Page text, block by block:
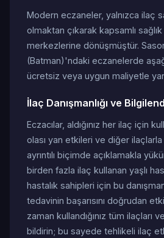
Modern eczaneler, yalnızca ilaç
olmaktan çıkarak kapsamlı
merkezlerine dönüşmüştür.
(Batman)'ndaki eczanelerde
ücretsiz veya uygun maliyetle
İlaç Danışmanlığı ve
Eczacılar, aldığınız her ilaç için
olası yan etkileri ve diğer
ayrıntılı biçimde açıklamakla
birden fazla ilaç kullanan yaşlı
hastalık sahipleri için bu
tedavinin başarısını doğrudan
zaman kullandığınız tüm ilaçları
bildirin; bu sayede tehlikeli ilaç